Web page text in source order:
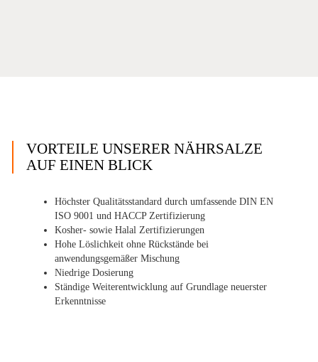
VORTEILE UNSERER NÄHRSALZE
AUF EINEN BLICK
Höchster Qualitätsstandard durch umfassende DIN EN
ISO 9001 und HACCP Zertifizierung
Kosher- sowie Halal Zertifizierungen
Hohe Löslichkeit ohne Rückstände bei
anwendungsgemäßer Mischung
Niedrige Dosierung
Ständige Weiterentwicklung auf Grundlage neuerster
Erkenntnisse